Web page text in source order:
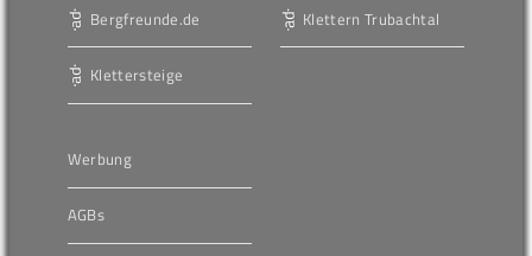
Bergfreunde.de
Klettersteige
Klettern Trubachtal
Werbung
AGBs